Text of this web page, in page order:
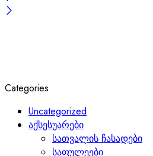
Categories
Uncategorized
აქსესუარები
სათვალის ჩასადები
საფულეები